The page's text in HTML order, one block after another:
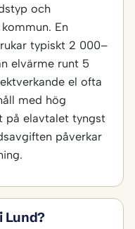
och
En
typiskt 2 000–
elvärme runt 5
el ofta
med hög
på elavtalet tyngst
påverkar
Lund?